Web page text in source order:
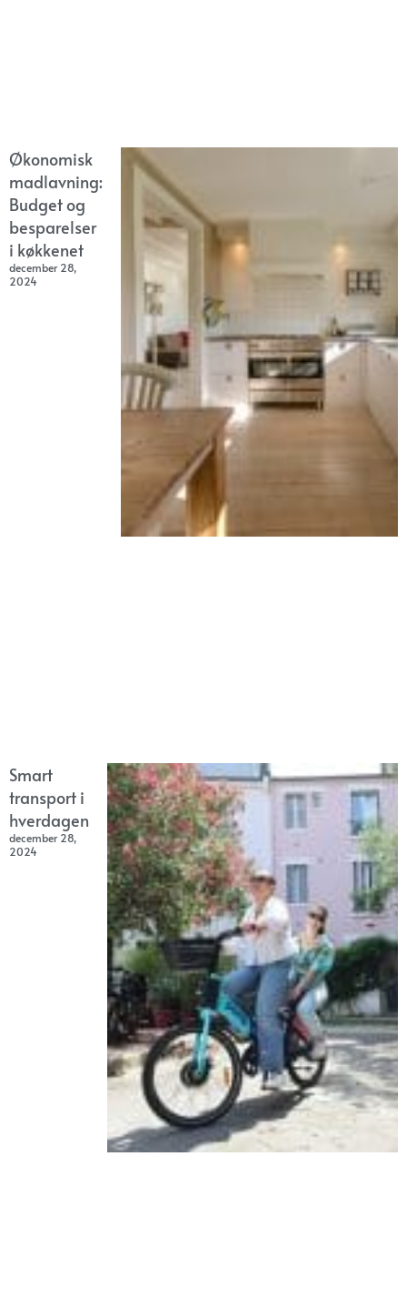
Økonomisk
madlavning:
Budget og
besparelser
i køkkenet
december 28,
2024
Smart
transport i
hverdagen
december 28,
2024